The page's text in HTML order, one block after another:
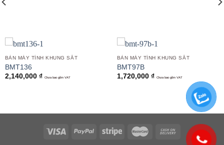
BÀN MÁY TÍNH KHUNG SẮT
BMT136
2,140,000 ₫ Chưa bao gồm VAT
BÀN MÁY TÍNH KHUNG SẮT
BMT97B
1,720,000 ₫ Chưa bao gồm VAT